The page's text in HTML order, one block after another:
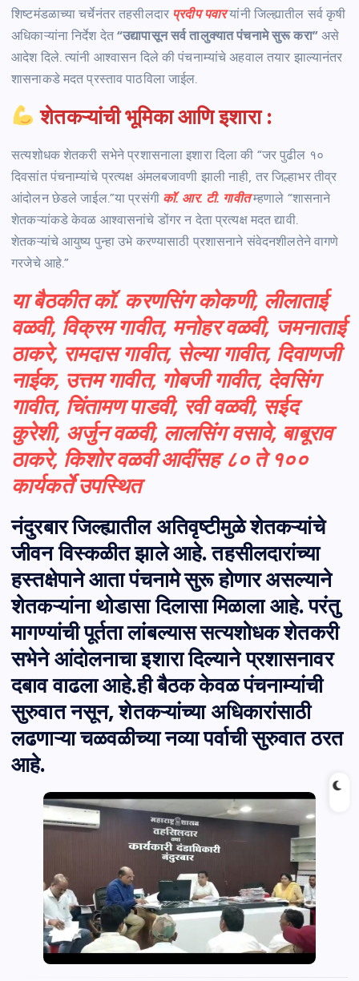
शिष्टमंडळाच्या चर्चेनंतर तहसीलदार प्रदीप पवारयांनी जिल्ह्यातील सर्व कृषी
अधिकाऱ्यांना निर्देश देत“उद्यापासून सर्व तालुक्यात पंचनामे सुरू करा”असे
आदेश दिले. त्यांनी आश्वासन दिले की पंचनाम्यांचे अहवाल तयार झाल्यानंतर
शासनाकडे मदत प्रस्ताव पाठविला जाईल.
शेतकऱ्यांची भूमिका आणि इशारा :
सत्यशोधक शेतकरी सभेने प्रशासनाला इशारा दिला की “जर पुढील १०
दिवसांत पंचनाम्यांचे प्रत्यक्ष अंमलबजावणी झाली नाही, तर जिल्हाभर तीव्र
आंदोलन छेडले जाईल.”या प्रसंगी कॉ. आर. टी. गावीतम्हणाले “शासनाने
शेतकऱ्यांकडे केवळ आश्वासनांचे डोंगर न देता प्रत्यक्ष मदत द्यावी.
शेतकऱ्यांचे आयुष्य पुन्हा उभे करण्यासाठी प्रशासनाने संवेदनशीलतेने वागणे
गरजेचे आहे.”
या बैठकीत कॉ. करणसिंग कोकणी, लीलाताई
वळवी, विक्रम गावीत, मनोहर वळवी, जमनाताई
ठाकरे, रामदास गावीत, सेल्या गावीत, दिवाणजी
नाईक, उत्तम गावीत, गोबजी गावीत, देवसिंग
गावीत, चिंतामण पाडवी, रवी वळवी, सईद
कुरेशी, अर्जुन वळवी, लालसिंग वसावे, बाबूराव
ठाकरे, किशोर वळवी आदींसह ८० ते १००
कार्यकर्ते उपस्थित
नंदुरबार जिल्ह्यातील अतिवृष्टीमुळे शेतकऱ्यांचे
जीवन विस्कळीत झाले आहे. तहसीलदारांच्या
हस्तक्षेपाने आता पंचनामे सुरू होणार असल्याने
शेतकऱ्यांना थोडासा दिलासा मिळाला आहे. परंतु
मागण्यांची पूर्तता लांबल्यास सत्यशोधक शेतकरी
सभेने आंदोलनाचा इशारा दिल्याने प्रशासनावर
दबाव वाढला आहे.ही बैठक केवळ पंचनाम्यांची
सुरुवात नसून, शेतकऱ्यांच्याअधिकारांसाठी
लढणाऱ्या चळवळीच्या नव्या पर्वाचीसुरुवात ठरत
आहे.